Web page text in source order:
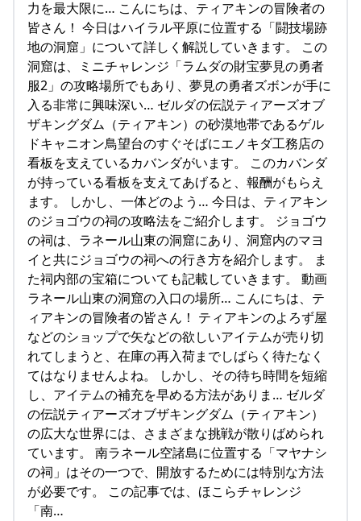
力を最大限に… こんにちは、ティアキンの冒険者の
皆さん！ 今日はハイラル平原に位置する「闘技場跡
地の洞窟」について詳しく解説していきます。 この
洞窟は、ミニチャレンジ「ラムダの財宝夢見の勇者
服2」の攻略場所でもあり、夢見の勇者ズボンが手に
入る非常に興味深い… ゼルダの伝説ティアーズオブ
ザキングダム（ティアキン）の砂漠地帯であるゲル
ドキャニオン鳥望台のすぐそばにエノキダ工務店の
看板を支えているカバンダがいます。 このカバンダ
が持っている看板を支えてあげると、報酬がもらえ
ます。 しかし、一体どのよう… 今日は、ティアキン
のジョゴウの祠の攻略法をご紹介します。 ジョゴウ
の祠は、ラネール山東の洞窟にあり、洞窟内のマヨ
イと共にジョゴウの祠への行き方を紹介します。 ま
た祠内部の宝箱についても記載していきます。 動画
ラネール山東の洞窟の入口の場所… こんにちは、テ
ィアキンの冒険者の皆さん！ ティアキンのよろず屋
などのショップで矢などの欲しいアイテムが売り切
れてしまうと、在庫の再入荷までしばらく待たなく
てはなりませんよね。 しかし、その待ち時間を短縮
し、アイテムの補充を早める方法がありま… ゼルダ
の伝説ティアーズオブザキングダム（ティアキン）
の広大な世界には、さまざまな挑戦が散りばめられ
ています。 南ラネール空諸島に位置する「マヤナシ
の祠」はその一つで、開放するためには特別な方法
が必要です。 この記事では、ほこらチャレンジ
「南…